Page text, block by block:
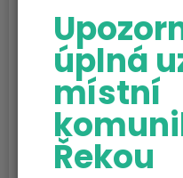
Venkovní
Ves
Vybavení pro
obci Česká Ves
úplná
místní
Řekou